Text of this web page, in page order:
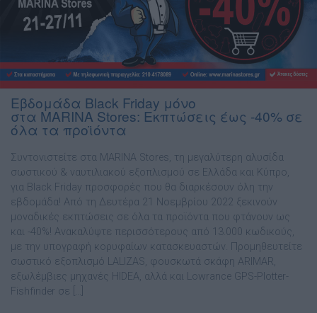
Εβδομάδα Black Friday μόνο
στα MARINA Stores: Εκπτώσεις έως -40% σε
όλα τα προϊόντα
Συντονιστείτε στα MARINA Stores, τη μεγαλύτερη αλυσίδα
σωστικού & ναυτιλιακού εξοπλισμού σε Ελλάδα και Κύπρο,
για Black Friday προσφορές που θα διαρκέσουν όλη την
εβδομάδα! Από τη Δευτέρα 21 Νοεμβρίου 2022 ξεκινούν
μοναδικές εκπτώσεις σε όλα τα προϊόντα που φτάνουν ως
και -40%! Ανακαλύψτε περισσότερους από 13.000 κωδικούς,
με την υπογραφή κορυφαίων κατασκευαστών. Προμηθευτείτε
σωστικό εξοπλισμό LALIZAS, φουσκωτά σκάφη ARIMAR,
εξωλέμβιες μηχανές HIDEA, αλλά και Lowrance GPS-Plotter-
Fishfinder σε […]